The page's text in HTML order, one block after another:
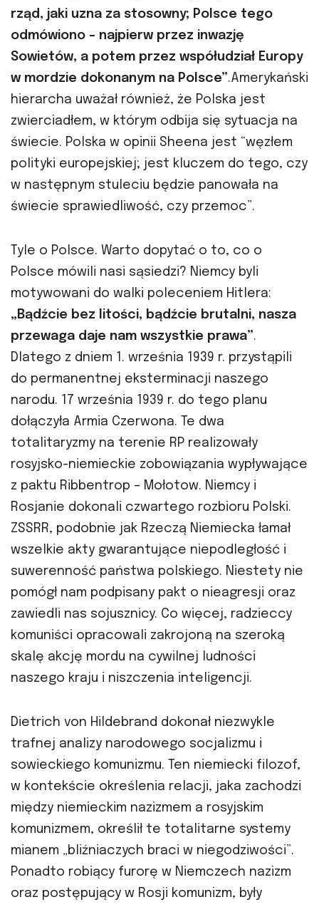
rząd, jaki uzna za stosowny; Polsce tego
odmówiono – najpierw przez inwazję
Sowietów, a potem przez współudział Europy
w mordzie dokonanym na Polsce”.Amerykański
hierarcha uważał również, że Polska jest
zwierciadłem, w którym odbija się sytuacja na
świecie. Polska w opinii Sheena jest “węzłem
polityki europejskiej; jest kluczem do tego, czy
w następnym stuleciu będzie panowała na
świecie sprawiedliwość, czy przemoc”.
Tyle o Polsce. Warto dopytać o to, co o
Polsce mówili nasi sąsiedzi? Niemcy byli
motywowani do walki poleceniem Hitlera:
„Bądźcie bez litości, bądźcie brutalni, nasza
przewaga daje nam wszystkie prawa”.
Dlatego z dniem 1. września 1939 r. przystąpili
do permanentnej eksterminacji naszego
narodu. 17 września 1939 r. do tego planu
dołączyła Armia Czerwona. Te dwa
totalitaryzmy na terenie RP realizowały
rosyjsko-niemieckie zobowiązania wypływające
z paktu Ribbentrop – Mołotow. Niemcy i
Rosjanie dokonali czwartego rozbioru Polski.
ZSSRR, podobnie jak Rzeczą Niemiecka łamał
wszelkie akty gwarantujące niepodległość i
suwerenność państwa polskiego. Niestety nie
pomógł nam podpisany pakt o nieagresji oraz
zawiedli nas sojusznicy. Co więcej, radzieccy
komuniści opracowali zakrojoną na szeroką
skalę akcję mordu na cywilnej ludności
naszego kraju i niszczenia inteligencji.
Dietrich von Hildebrand dokonał niezwykle
trafnej analizy narodowego socjalizmu i
sowieckiego komunizmu. Ten niemiecki filozof,
w kontekście określenia relacji, jaka zachodzi
między niemieckim nazizmem a rosyjskim
komunizmem, określił te totalitarne systemy
mianem „bliźniaczych braci w niegodziwości”.
Ponadto robiący furorę w Niemczech nazizm
oraz postępujący w Rosji komunizm, były